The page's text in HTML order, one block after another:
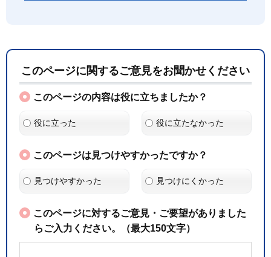
このページに関するご意見をお聞かせください
このページの内容は役に立ちましたか？
役に立った 役に立たなかった
このページは見つけやすかったですか？
見つけやすかった 見つけにくかった
このページに対するご意見・ご要望がありました
らご入力ください。（最大150文字）